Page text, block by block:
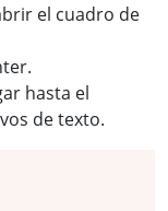
el cuadro de
hasta el
de texto.